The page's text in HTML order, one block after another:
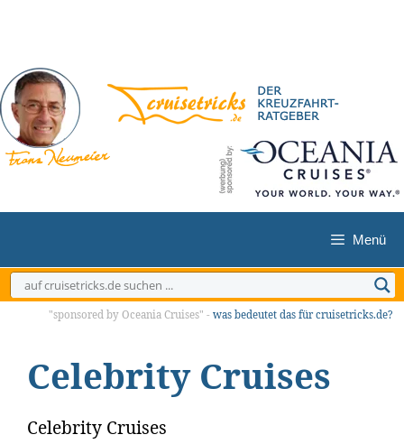
springen
Menü
"sponsored by Oceania Cruises" - was bedeutet das für cruisetricks.de?
Celebrity Cruises
Celebrity Cruises